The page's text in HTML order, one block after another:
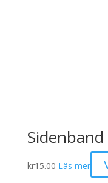
kr15.00 Läs mer